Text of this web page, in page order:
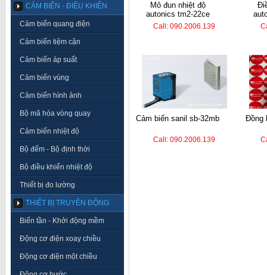
CẢM BIẾN - ĐIỀU KHIỂN
Cảm biến quang điện
Cảm biến tiệm cận
Cảm biến áp suất
Cảm biến vùng
Cảm biến hình ảnh
Bộ mã hóa vòng quay
Cảm biến nhiệt độ
Bộ đếm - Bộ định thời
Bộ điều khiển nhiệt độ
Thiết bị đo lường
THIẾT BỊ TRUYỀN ĐỘNG
Biến tần - Khởi động mềm
Động cơ điện xoay chiều
Động cơ điện một chiều
mô đun nhiệt độ
autonics tm2-22ce
Call: 090.2006.139
điều khiển nhiệt
cảm biến sanil sb-32mb
Call: 090.2006.139
đồng hồ nhiệt autonics